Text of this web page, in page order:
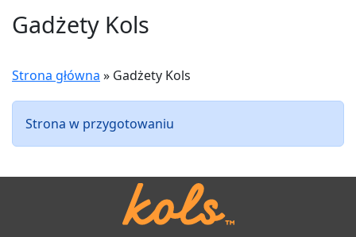
Gadżety Kols
Strona główna » Gadżety Kols
Strona w przygotowaniu